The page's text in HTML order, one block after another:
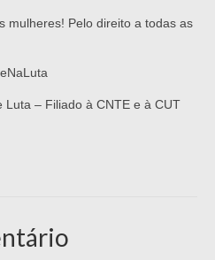
mulheres! Pelo direito a todas as
Luta – Filiado à CNTE e à CUT